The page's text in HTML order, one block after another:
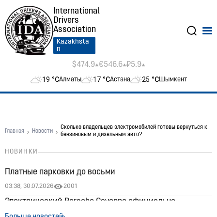
International
Drivers
Association
Kazakhsta
n
$474.9 €546.6 ₽5.9
19 °CАлматы 17 °CАстана 25 °CШымкент
Главная Новости
Сколько владельцев электромобилей готовы вернуться к
бензиновым и дизельным авто?
НОВИНКИ
Платные парковки до восьми
03:38, 30.07.2026 2001
Электрический Porsche Cayenne официально
появился в Казахстане: цены стартуют от 60 млн